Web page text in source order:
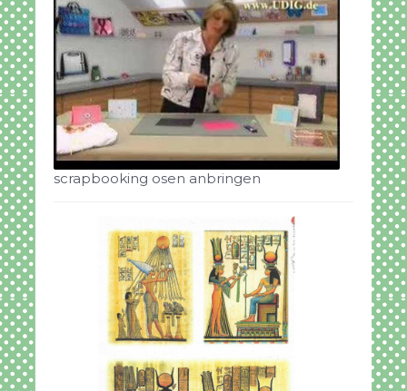
scrapbooking osen anbringen